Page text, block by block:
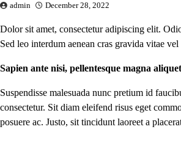
admin December 28, 2022
Dolor sit amet, consectetur adipiscing elit.
Sed leo interdum aenean cras gravida vitae
Sapien ante nisi, pellentesque magna
Suspendisse malesuada nunc pretium id
consectetur. Sit diam eleifend risus eget
posuere ac. Justo, sit tincidunt laoreet a